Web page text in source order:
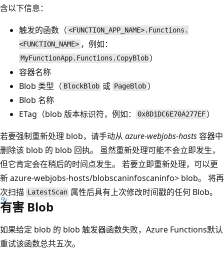
含以下信息：
触发的函数（ <FUNCTION_APP_NAME>.Functions.
<FUNCTION_NAME> ，例如：
MyFunctionApp.Functions.CopyBlob ）
容器名称
Blob 类型（ BlockBlob 或 PageBlob ）
Blob 名称
ETag（blob 版本标识符，例如：
0x8D1DC6E70A277EF ）
若要强制重新处理 blob，请手动从 azure-webjobs-hosts 容器中
删除该 blob 的 blob 回执。 虽然重新处理可能不会立即发生，
但它肯定会在稍后的时间点发生。 若要立即重新处理，可以更
新azure-webjobs-hosts/blobscaninfoscaninfo> blob。 将再
次扫描 LatestScan 属性后具有上次修改时间戳的任何 Blob。
有害 Blob
如果给定 blob 的 blob 触发器函数失败，Azure Functions默认
重试该函数总共五次。